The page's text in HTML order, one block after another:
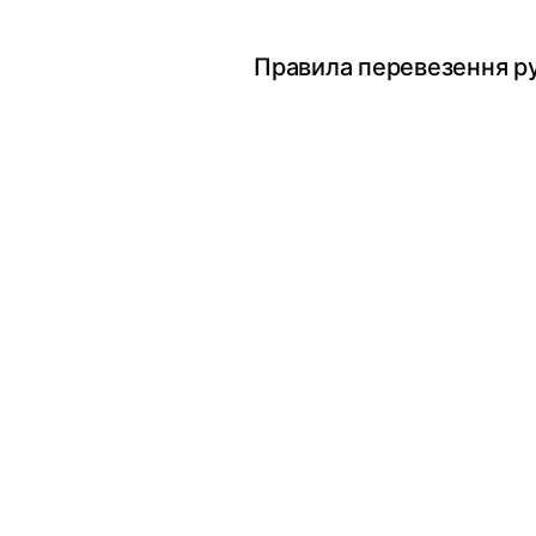
Правила перевезення